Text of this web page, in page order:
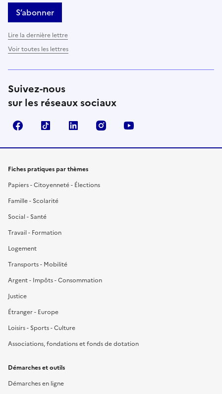
S’abonner
Lire la dernière lettre
Voir toutes les lettres
Suivez-nous
sur les réseaux sociaux
FacebookTikTok LinkedIn Instagram
Fiches pratiques par thèmes
Papiers - Citoyenneté - Élections
Famille - Scolarité
Social - Santé
Travail - Formation
Logement
Transports - Mobilité
Argent - Impôts - Consommation
Justice
Étranger - Europe
Loisirs - Sports - Culture
Associations, fondations et fonds de dotation
Démarches et outils
Démarches en ligne